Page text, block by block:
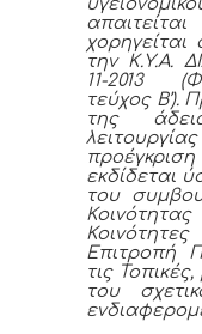
την Κ.Υ.Α.
11-2013
τεύχος Β’).
της
εκδίδεται
του
Επιτροπή
τις
του